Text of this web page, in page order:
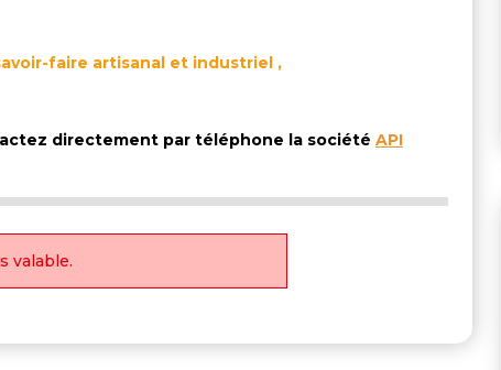
faire artisanal et industriel ,
directement par téléphone la société API
valable.